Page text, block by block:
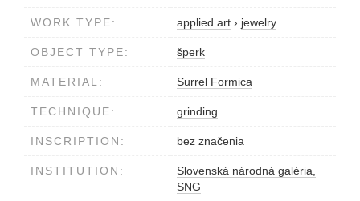
WORK TYPE: applied art › jewelry
OBJECT TYPE: šperk
MATERIAL: Surrel Formica
TECHNIQUE: grinding
INSCRIPTION: bez značenia
INSTITUTION:
Slovenská národná galéria,
SNG